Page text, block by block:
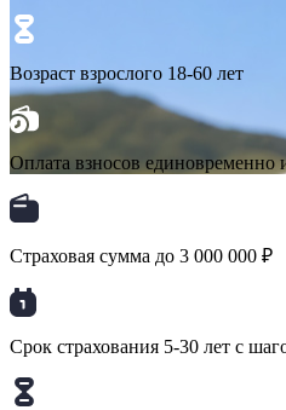
Возраст взрослого 18-60 лет
Оплата взносов единовременно
Страховая сумма до 3 000 000 ₽
Срок страхования 5-30 лет с